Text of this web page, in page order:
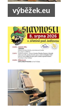
výběžek.eu